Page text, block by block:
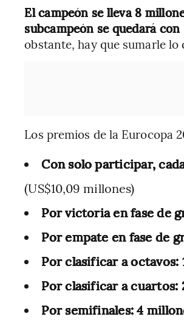
El campeón se lleva 8
subcampeón se quedará
obstante, hay que sumarle
Los premios de la Eurocopa
Con solo participar,
(US$10,09 millones)
Por victoria en fase de
Por empate en fase de
Por clasificar a octavos:
Por clasificar a cuartos:
Por semifinales: 4